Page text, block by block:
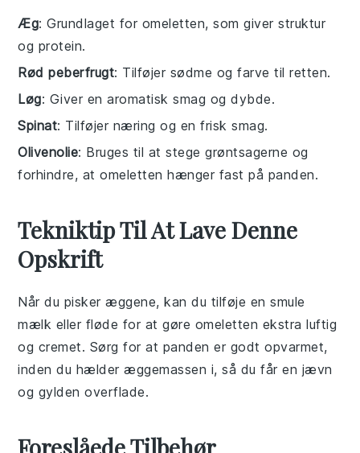
Æg: Grundlaget for omeletten, som giver struktur
og protein.
Rød peberfrugt: Tilføjer sødme og farve til retten.
Løg: Giver en aromatisk smag og dybde.
Spinat: Tilføjer næring og en frisk smag.
Olivenolie: Bruges til at stege grøntsagerne og
forhindre, at omeletten hænger fast på panden.
Tekniktip Til At Lave Denne
Opskrift
Når du piskeræggene, kan du tilføje en smule
mælk eller fløde for at gøre omeletten ekstra luftig
og cremet. Sørg for at panden er godt opvarmet,
inden du hælderæggemassen i, så du får en jævn
og gylden overflade.
Foreslåede Tilbehør